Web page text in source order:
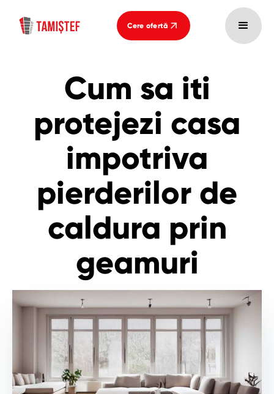
Cere ofertă
Cum sa iti
protejezi casa
impotriva
pierderilor de
caldura prin
geamuri